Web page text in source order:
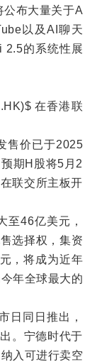
公布大量关于A
以及AI聊天
2.5的系统性展
在香港联
售价已于2025
期H股将5月2
联交所主板开
至46亿美元，
选择权，集资
，将成为近年
年全球最大的
日同日推出，
。宁德时代于
入可进行卖空